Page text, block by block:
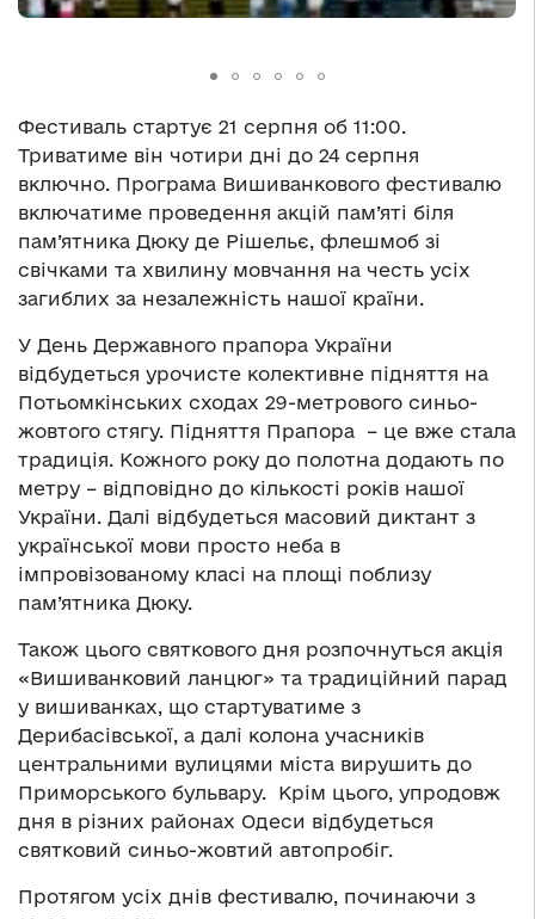
Фестиваль стартує 21 серпня об 11:00.
Триватиме він чотири дні до 24 серпня
включно. Програма Вишиванкового фестивалю
включатиме проведення акцій пам’яті біля
пам’ятника Дюку де Рішельє, флешмоб зі
свічками та хвилину мовчання на честь усіх
загиблих за незалежність нашої країни.
У День Державного прапора України
відбудеться урочисте колективне підняття на
Потьомкінських сходах 29-метрового синьо-
жовтого стягу. Підняття Прапора – це вже стала
традиція. Кожного року до полотна додають по
метру – відповідно до кількості років нашої
України. Далі відбудеться масовий диктант з
української мови просто неба в
імпровізованому класі на площі поблизу
пам’ятника Дюку.
Також цього святкового дня розпочнуться акція
«Вишиванковий ланцюг» та традиційний парад
у вишиванках, що стартуватиме з
Дерибасівської, а далі колона учасників
центральними вулицями міста вирушить до
Приморського бульвару. Крім цього, упродовж
дня в різних районах Одеси відбудеться
святковий синьо-жовтий автопробіг.
Протягом усіх днів фестивалю, починаючи з